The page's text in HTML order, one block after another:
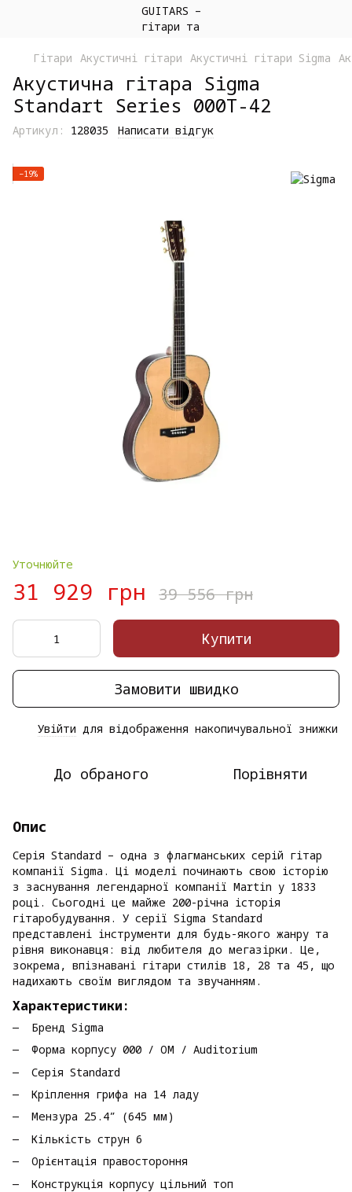
Гітари Акустичні гітари Акустичні гітари Sigma
Акустична гітара Sigma
Standart Series 000T-42
Артикул: 128035 Написати відгук
−19%
Уточнюйте
31 929 грн 39 556 грн
Купити
Замовити швидко
Увійти для відображення накопичувальної знижки
До обраного Порівняти
Опис
Серія Standard – одна з флагманських серій гітар
компанії Sigma. Ці моделі починають свою історію
з заснування легендарної компанії Martin у 1833
році. Сьогодні це майже 200-річна історія
гітаробудування. У серії Sigma Standard
представлені інструменти для будь-якого жанру та
рівня виконавця: від любителя до мегазірки. Це,
зокрема, впізнавані гітари стилів 18, 28 та 45, що
надихають своїм виглядом та звучанням.
Характеристики:
Бренд Sigma
Форма корпусу 000 / OM / Auditorium
Серія Standard
Кріплення грифа на 14 ладу
Мензура 25.4” (645 мм)
Кількість струн 6
Орієнтація правостороння
Конструкція корпусу цільний топ